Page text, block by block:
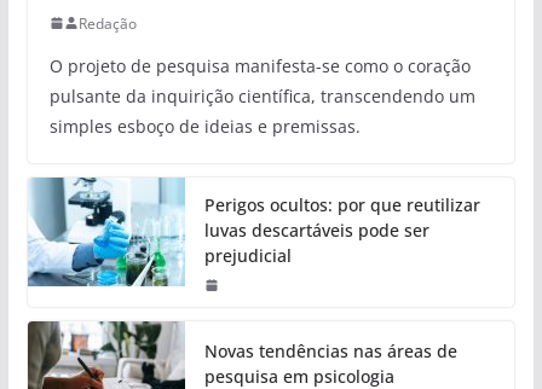
Redação
O projeto de pesquisa manifesta-se como o coração
pulsante da inquirição científica, transcendendo um
simples esboço de ideias e premissas.
Perigos ocultos: por que reutilizar
luvas descartáveis pode ser
prejudicial
Novas tendências nas áreas de
pesquisa em psicologia